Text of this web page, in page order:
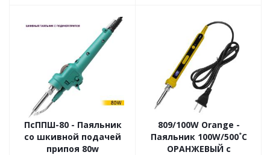
ПсППШ-80 - Паяльник
со шкивной подачей
припоя 80w
809/100W Orange -
Паяльник 100W/500˚С
ОРАНЖЕВЫЙ с